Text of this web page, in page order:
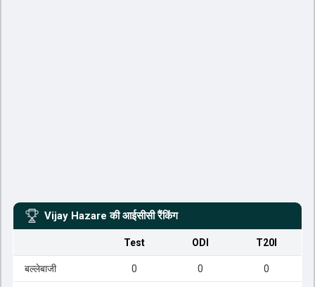
Vijay Hazare की आईसीसी रैंकिंग
Test ODI T20I
बल्लेबाजी 0 0 0